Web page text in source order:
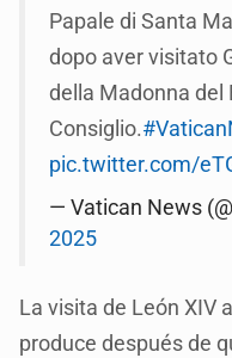
Papale di Santa
dopo aver visitato
della Madonna del
Consiglio.
pic.twitter.com/
— Vatican News
2025
La visita de León XIV
produce después de